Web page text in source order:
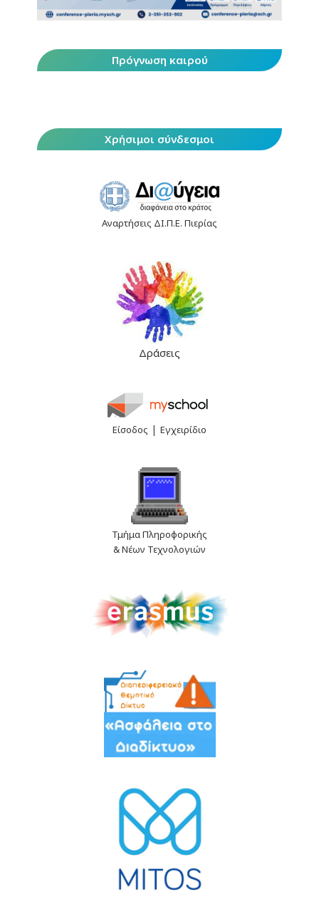
Πρόγνωση καιρού
Χρήσιμοι σύνδεσμοι
Αναρτήσεις ΔΙ.Π.Ε. Πιερίας
Δράσεις
Είσοδος | Εγχειρίδιο
Τμήμα Πληροφορικής
& Νέων Τεχνολογιών